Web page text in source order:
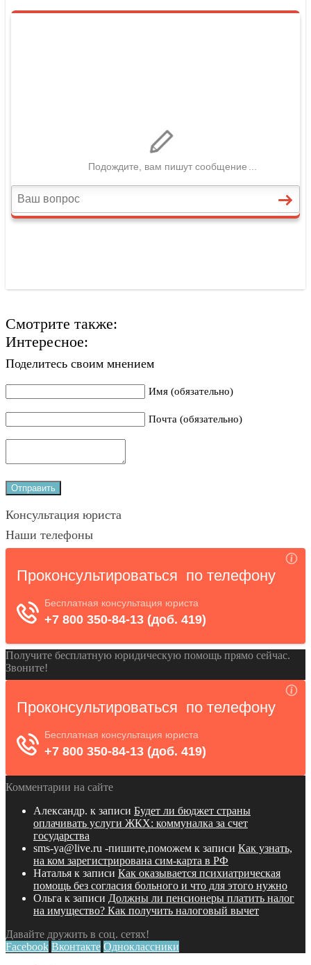
Смотрите также:
Интересное:
Поделитесь своим мнением
Имя (обязательно)
Почта (обязательно)
Консультация юриста
Наши телефоны
Получите бесплатную юридическую помощь прямо сейчас.
Звоните!
Комментарии на сайте
Александр. к записи Будет ли бюджет страны
оплачивать услуги ЖКХ: коммуналка за счет
государства
sms-ya@live.ru -пишите,поможем к записи Как узнать,
на ком зарегистрирована сим-карта в РФ
Наталья к записи Как оказывается психиатрическая
помощь без согласия больного и что для этого нужно
Ольга к записи Должны ли пенсионеры платить налог
на имущество? Как получить налоговый вычет
Давайте дружить в соц. сетях!
Facebook Вконтакте Одноклассники